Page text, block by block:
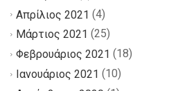
Απρίλιος 2021 (4)
Μάρτιος 2021 (25)
Φεβρουάριος 2021 (18)
Ιανουάριος 2021 (10)